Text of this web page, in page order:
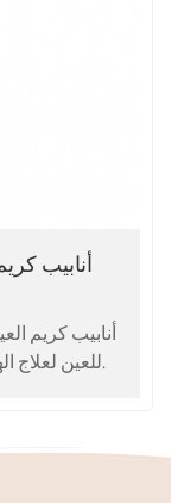
أنابيب
أنابيب كريم
للعين لعلاج الهالات السوداء والتجاعيد، وسيروم للعين.